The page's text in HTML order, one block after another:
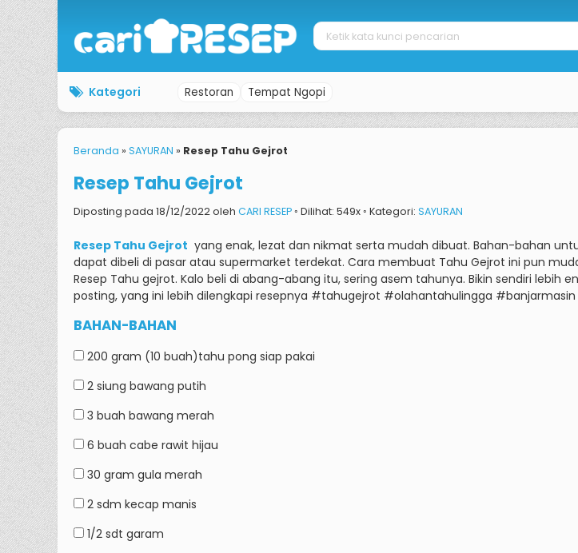
Kategori Restoran Tempat Ngopi
Beranda » SAYURAN » Resep Tahu Gejrot
Resep Tahu Gejrot
Diposting pada 18/12/2022 oleh CARI RESEP◦ Dilihat: 549x ◦ Kategori: SAYURAN
Resep Tahu Gejrot yang enak, lezat dan nikmat serta mudah dibuat. Bahan-bahan
dapat dibeli di pasar atau supermarket terdekat. Cara membuat Tahu Gejrot ini pun
Resep Tahu gejrot. Kalo beli di abang-abang itu, sering asem tahunya. Bikin sendiri lebih
posting, yang ini lebih dilengkapi resepnya #tahugejrot #olahantahulingga
BAHAN-BAHAN
200 gram (10 buah)tahu pong siap pakai
2 siung bawang putih
3 buah bawang merah
6 buah cabe rawit hijau
30 gram gula merah
2 sdm kecap manis
1/2 sdt garam